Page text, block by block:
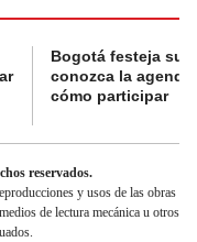
Bogotá festeja su
conozca la
cómo participar
reservados.
y usos de las obras
de lectura mecánica u otros